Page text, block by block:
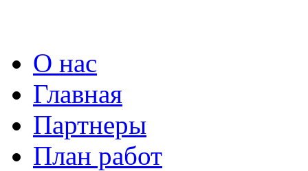
О нас
Главная
Партнеры
План работ